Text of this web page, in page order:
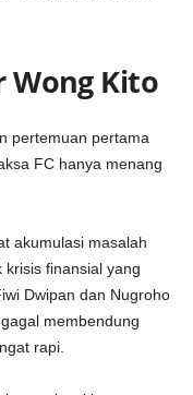
Wong Kito
pertemuan pertama
FC hanya menang
akumulasi masalah
finansial yang
Dwipan dan Nugroho
membendung
rapi.